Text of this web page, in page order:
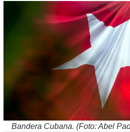
Bandera Cubana. (Foto: Abel